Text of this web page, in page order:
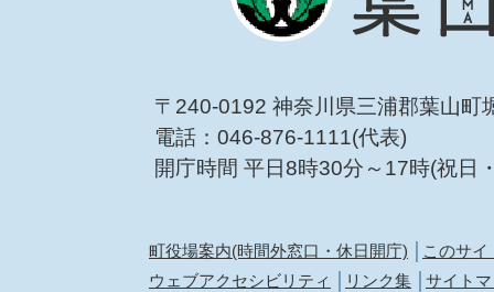
〒240-0192 神奈川県三浦郡葉山町
電話：046-876-1111(代表)
開庁時間 平日8時30分～17時(祝日
町役場案内(時間外窓口・休日開庁)
このサイ
ウェブアクセシビリティ
リンク集 サイト